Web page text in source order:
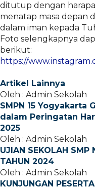
ditutup dengan
menatap masa depan
dalam iman kepada
Foto selengkapnya
berikut:
https://
Artikel Lainnya
Oleh : Admin Sekolah
SMPN 15 Yogyakarta
dalam Peringatan
2025
Oleh : Admin Sekolah
UJIAN SEKOLAH SMP
TAHUN 2024
Oleh : Admin Sekolah
KUNJUNGAN